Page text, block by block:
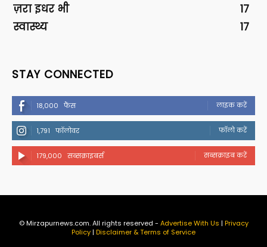
ज़रा इधर भी
17
स्वास्थ्य
17
STAY CONNECTED
18,000 फैंस लाइक करें
1,791 फॉलोवर फॉलो करें
179,000 सब्सक्राइबर्स सब्सक्राइब करें
© Mirzapurnews.com. All rights reserved - Advertise With Us | Privacy
Policy| Disclaimer & Terms of Service